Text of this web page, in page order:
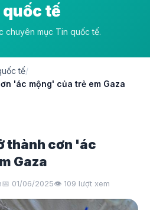
quốc tế
chuyên mục Tin quốc tế.
tế/
'ác mộng' của trẻ em Gaza
thành cơn 'ác
Gaza
📅 01/06/2025👁️ 109 lượt xem